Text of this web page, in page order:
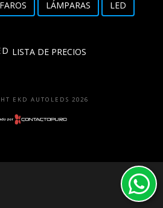
Escobillas
FAROS LÁMPARAS LED
LISTA DE PRECIOS
EKD AUTOLEDS 2026